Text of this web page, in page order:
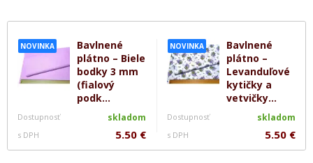
NOVINKA
Bavlnené
plátno – Biele
bodky 3 mm
(fialový
podk...
Dostupnosť skladom
s DPH 5.50 €
NOVINKA
Bavlnené
plátno –
Levanduľové
kytičky a
vetvičky...
Dostupnosť skladom
s DPH 5.50 €